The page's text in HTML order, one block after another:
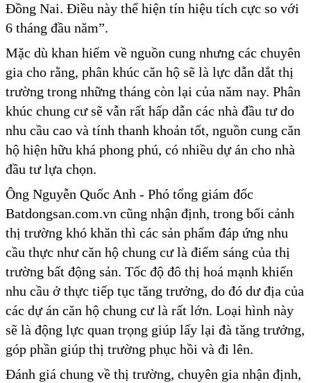
Đồng Nai. Điều này thể hiện tín hiệu tích cực so với
6 tháng đầu năm”.
Mặc dù khan hiếm về nguồn cung nhưng các chuyên
gia cho rằng, phân khúc căn hộ sẽ là lực dẫn dắt thị
trường trong những tháng còn lại của năm nay. Phân
khúc chung cư sẽ vẫn rất hấp dẫn các nhà đầu tư do
nhu cầu cao và tính thanh khoản tốt, nguồn cung căn
hộ hiện hữu khá phong phú, có nhiều dự án cho nhà
đầu tư lựa chọn.
Ông Nguyễn Quốc Anh - Phó tổng giám đốc
Batdongsan.com.vn cũng nhận định, trong bối cảnh
thị trường khó khăn thì các sản phẩm đáp ứng nhu
cầu thực như căn hộ chung cư là điểm sáng của thị
trường bất động sản. Tốc độ đô thị hoá mạnh khiến
nhu cầu ở thực tiếp tục tăng trưởng, do đó dư địa của
các dự án căn hộ chung cư là rất lớn. Loại hình này
sẽ là động lực quan trọng giúp lấy lại đà tăng trưởng,
góp phần giúp thị trường phục hồi và đi lên.
Đánh giá chung về thị trường, chuyên gia nhận định,